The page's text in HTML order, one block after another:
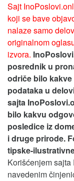
Sajt
koji se bave
nalaze samo
originalnom
izvora.
posrednik u
odriče bilo
podataka u
sajta
bilo kakvu
posledice iz
i druge prirode.
tipske-
Korišćenjem
navedenim